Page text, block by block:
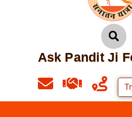
Ask Pandit Ji